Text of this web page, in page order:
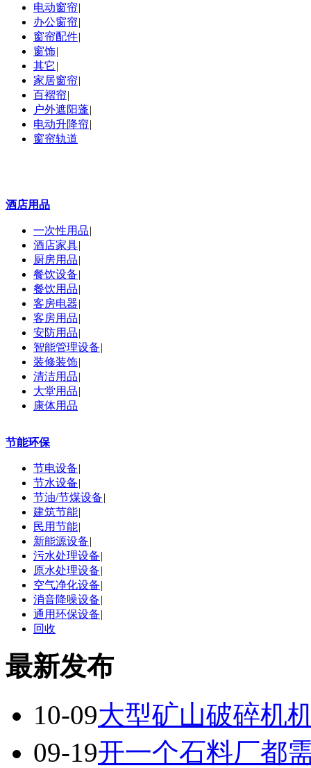
电动窗帘|
办公窗帘|
窗帘配件|
窗饰|
其它 |
家居窗帘|
百褶帘|
户外遮阳蓬|
电动升降帘|
窗帘轨道
酒店用品
一次性用品|
酒店家具|
厨房用品|
餐饮设备|
餐饮用品|
客房电器|
客房用品|
安防用品|
智能管理设备|
装修装饰|
清洁用品|
大堂用品|
康体用品
节能环保
节电设备|
节水设备|
节油/节煤设备|
建筑节能|
民用节能|
新能源设备|
污水处理设备|
原水处理设备|
空气净化设备|
消音降噪设备|
通用环保设备|
回收
最新发布
10-09大型矿山破碎机
09-19开一个石料厂都